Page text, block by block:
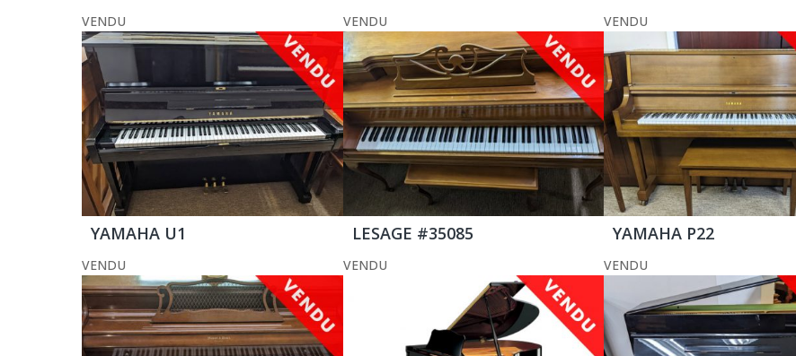
VENDU VENDU VENDU
YAMAHA U1
VENDU
LESAGE #35085
VENDU
YAMAHA P22
VENDU